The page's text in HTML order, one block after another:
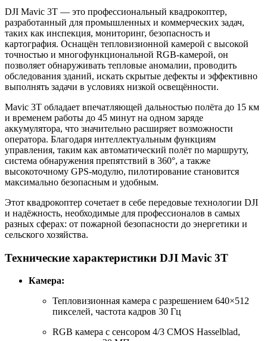
DJI Mavic 3T — это профессиональный квадрокоптер,
разработанный для промышленных и коммерческих задач,
таких как инспекция, мониторинг, безопасность и
картография. Оснащён тепловизионной камерой с высокой
точностью и многофункциональной RGB-камерой, он
позволяет обнаруживать тепловые аномалии, проводить
обследования зданий, искать скрытые дефекты и эффективно
выполнять задачи в условиях низкой освещённости.
Mavic 3T обладает впечатляющей дальностью полёта до 15 км
и временем работы до 45 минут на одном заряде
аккумулятора, что значительно расширяет возможности
оператора. Благодаря интеллектуальным функциям
управления, таким как автоматический полёт по маршруту,
система обнаружения препятствий в 360°, а также
высокоточному GPS-модулю, пилотирование становится
максимально безопасным и удобным.
Этот квадрокоптер сочетает в себе передовые технологии DJI
и надёжность, необходимые для профессионалов в самых
разных сферах: от пожарной безопасности до энергетики и
сельского хозяйства.
Технические характеристики DJI Mavic 3T
Камера:
Тепловизионная камера с разрешением 640×512
пикселей, частота кадров 30 Гц
RGB камера с сенсором 4/3 CMOS Hasselblad,